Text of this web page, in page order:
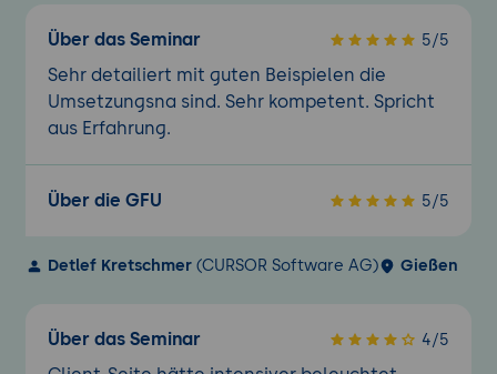
Über das Seminar 5/5
Sehr detailiert mit guten Beispielen die
Umsetzungsna sind. Sehr kompetent. Spricht
aus Erfahrung.
Über die GFU 5/5
Detlef Kretschmer(CURSOR Software AG) Gießen
Über das Seminar 4/5